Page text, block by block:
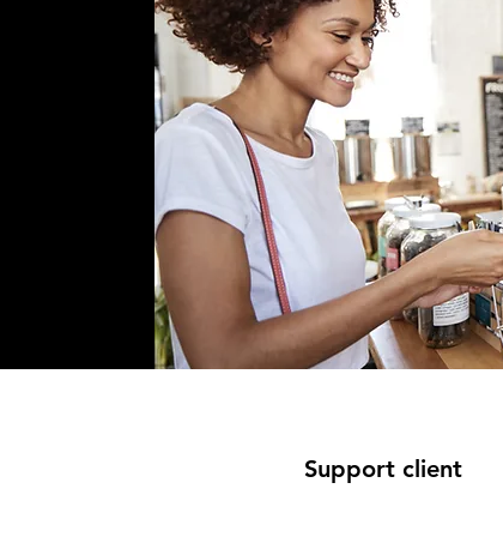
Support client